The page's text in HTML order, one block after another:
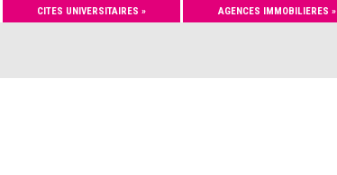
CITES UNIVERSITAIRES » AGENCES IMMOBILIERES »